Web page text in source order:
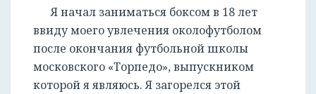
Я начал заниматься боксом в 18 лет
ввиду моего увлечения околофутболом
после окончания футбольной школы
московского «Торпедо», выпускником
которой я являюсь. Я загорелся этой